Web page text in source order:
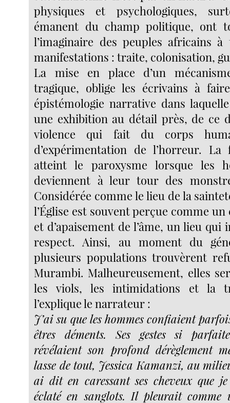
physiques et psychologiques,
émanent du champ politique, ont
l’imaginaire des peuples africains à
manifestations : traite, colonisation,
La mise en place d’un
tragique, oblige les écrivains à
épistémologie narrative dans
une exhibition au détail près, de ce
violence qui fait du corps
d’expérimentation de l’horreur.
atteint le paroxysme lorsque les
deviennent à leur tour des
Considérée comme le lieu de la
l’Église est souvent perçue comme un
et d’apaisement de l’âme, un lieu
respect. Ainsi, au moment du
plusieurs populations trouvèrent
Murambi. Malheureusement, elles
les viols, les intimidations et la
l’explique le narrateur :
J’ai su que les hommes confiaient
êtres déments. Ses gestes si
révélaient son profond dérèglement
lasse de tout, Jessica Kamanzi, au
ai dit en caressant ses cheveux que
éclaté en sanglots. Il pleurait comme